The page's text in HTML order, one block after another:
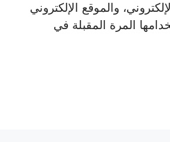
والموقع الإلكتروني
المرة المقبلة في